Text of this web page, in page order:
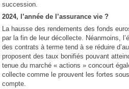
succession.
2024, l’année de l’assurance vie ?
La hausse des rendements des fonds
par la fin de leur décollecte. Néanmoins,
des contrats à terme tend à se réduire
proposent des taux bonifiés pouvant
tenue du marché « actions » concourt
collecte comme le prouvent les fortes
compte.